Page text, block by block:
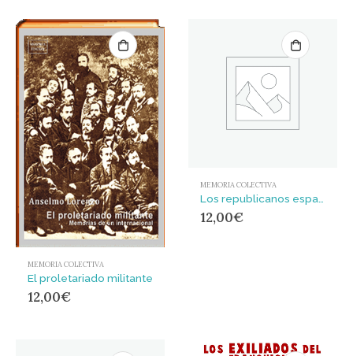
MEMORIA COLECTIVA
El proletariado militante
12,00€
MEMORIA COLECTIVA
12,00€